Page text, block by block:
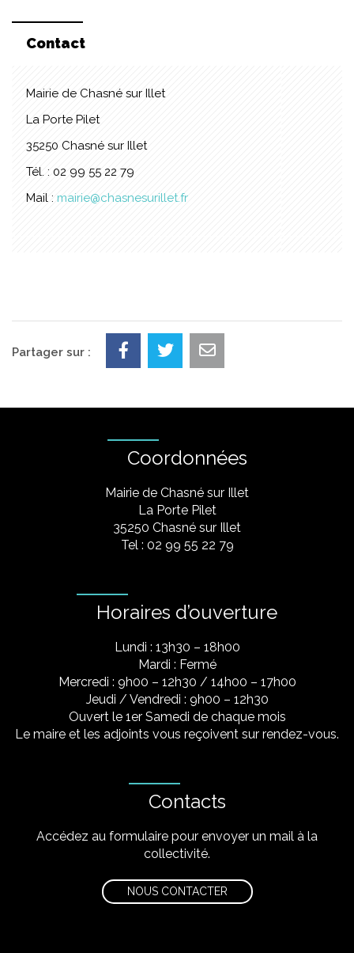
Contact
Mairie de Chasné sur Illet
La Porte Pilet
35250 Chasné sur Illet
Tél. : 02 99 55 22 79
Mail : mairie@chasnesurillet.fr
Partager sur :
Coordonnées
Mairie de Chasné sur Illet
La Porte Pilet
35250 Chasné sur Illet
Tel : 02 99 55 22 79
Horaires d’ouverture
Lundi : 13h30 – 18h00
Mardi : Fermé
Mercredi : 9h00 – 12h30 / 14h00 – 17h00
Jeudi / Vendredi : 9h00 – 12h30
Ouvert le 1er Samedi de chaque mois
Le maire et les adjoints vous reçoivent sur rendez-vous.
Contacts
Accédez au formulaire pour envoyer un mail à la
collectivité.
NOUS CONTACTER